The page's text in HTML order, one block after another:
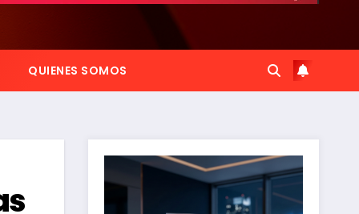
QUIENES SOMOS